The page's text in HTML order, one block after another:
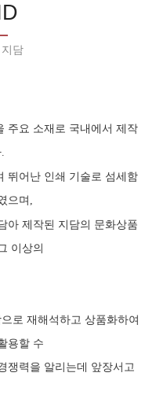
담
주요 소재로 국내에서 제작
.
뛰어난 인쇄 기술로 섬세함
으며,
아 제작된 지담의 문화상품
이상의
로 재해석하고 상품화하여
용할 수
쟁력을 알리는데 앞장서고